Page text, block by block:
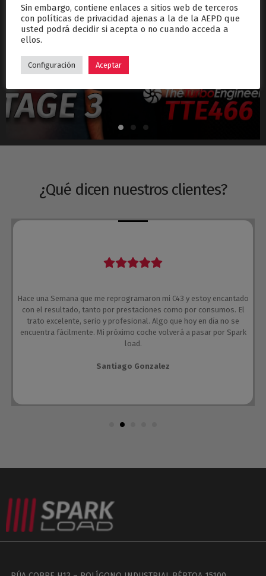
septiembre 26, 2024
Hyundai i30N Stage 3 – Turbo TTE466
¿Qué dicen nuestros clientes?
Hace una Semana que me reprogramaron mi C43 y estoy encantado
con el resultado, tanto por prestaciones como por consumos. El
trato excelente, serio y profesional. Algo que hoy en día no se
encuentra fácilmente. Mi próximo coche volverá a pasar por Spark
load.
Santiago Gonzalez
Sin embargo, contiene enlaces a sitios web de terceros
con políticas de privacidad ajenas a la de la AEPD que
usted podrá decidir si acepta o no cuando acceda a
ellos.
Configuración Aceptar